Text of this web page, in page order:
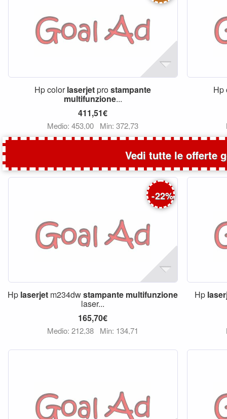
Hp colorlaserjetprostampante
multifunzione...
411,51€
Medio: 453,00 Min: 372,73
Hp
Vedi tutte le offerte
-22%
Hp laserjet m234dwstampante multifunzione
laser...
165,70€
Medio: 212,38 Min: 134,71
Hp